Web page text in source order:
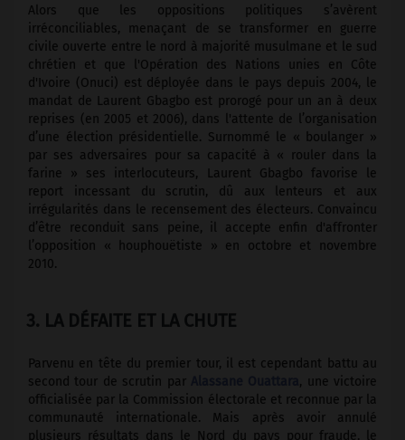
Alors que les oppositions politiques s’avèrent
irréconciliables, menaçant de se transformer en guerre
civile ouverte entre le nord à majorité musulmane et le sud
chrétien et que l'Opération des Nations unies en Côte
d'Ivoire (Onuci) est déployée dans le pays depuis 2004, le
mandat de Laurent Gbagbo est prorogé pour un an à deux
reprises (en 2005 et 2006), dans l'attente de l’organisation
d’une élection présidentielle. Surnommé le « boulanger »
par ses adversaires pour sa capacité à « rouler dans la
farine » ses interlocuteurs, Laurent Gbagbo favorise le
report incessant du scrutin, dû aux lenteurs et aux
irrégularités dans le recensement des électeurs. Convaincu
d’être reconduit sans peine, il accepte enfin d'affronter
l’opposition « houphouëtiste » en octobre et novembre
2010.
3. LA DÉFAITE ET LA CHUTE
Parvenu en tête du premier tour, il est cependant battu au
second tour de scrutin par
, une victoire
officialisée par la Commission électorale et reconnue par la
communauté internationale. Mais après avoir annulé
plusieurs résultats dans le Nord du pays pour fraude, le